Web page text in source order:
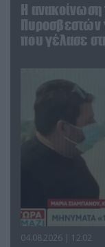
Η ανακοίνωση
Πυροσβεστών
που γέλασε
04.08.2026 | 12:02